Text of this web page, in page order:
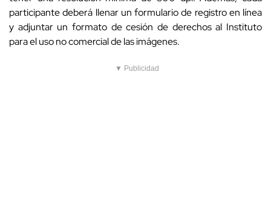
participante deberá llenar un formulario de registro en línea
y adjuntar un formato de cesión de derechos al Instituto
para el uso no comercial de las imágenes.
▼ Publicidad